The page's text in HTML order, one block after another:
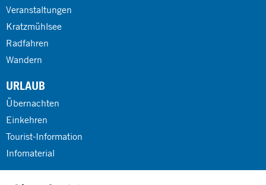
Veranstaltungen
Kratzmühlsee
Radfahren
Wandern
URLAUB
Übernachten
Einkehren
Tourist-Information
Infomaterial